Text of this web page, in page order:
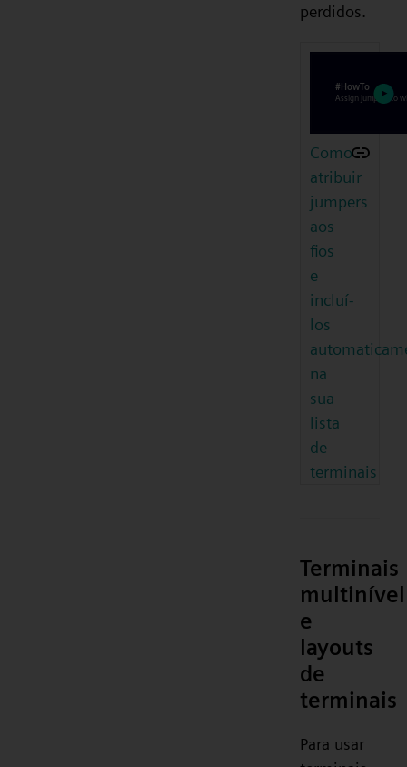
perdidos.
Como
atribuir
jumpers
aos
fios
e
incluí-
los
na
sua
lista
de
terminais
Terminais
multinível
e
layouts
de
terminais
Para usar